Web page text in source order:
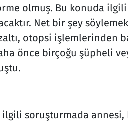
olmuş. Bu konuda
Net bir şey
otopsi işlemlerinden
önce birçoğu şüpheli
soruşturmada annesi,